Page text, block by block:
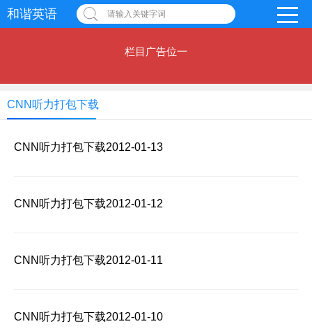
和谐英语 请输入关键字词
栏目广告位一
CNN听力打包下载
CNN听力打包下载2012-01-13
CNN听力打包下载2012-01-12
CNN听力打包下载2012-01-11
CNN听力打包下载2012-01-10